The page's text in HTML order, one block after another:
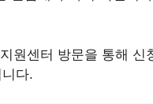
원센터 방문을 통해 신
다.